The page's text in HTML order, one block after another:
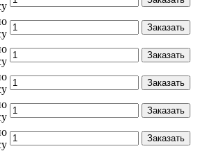
Заказать
Заказать
Заказать
Заказать
Заказать